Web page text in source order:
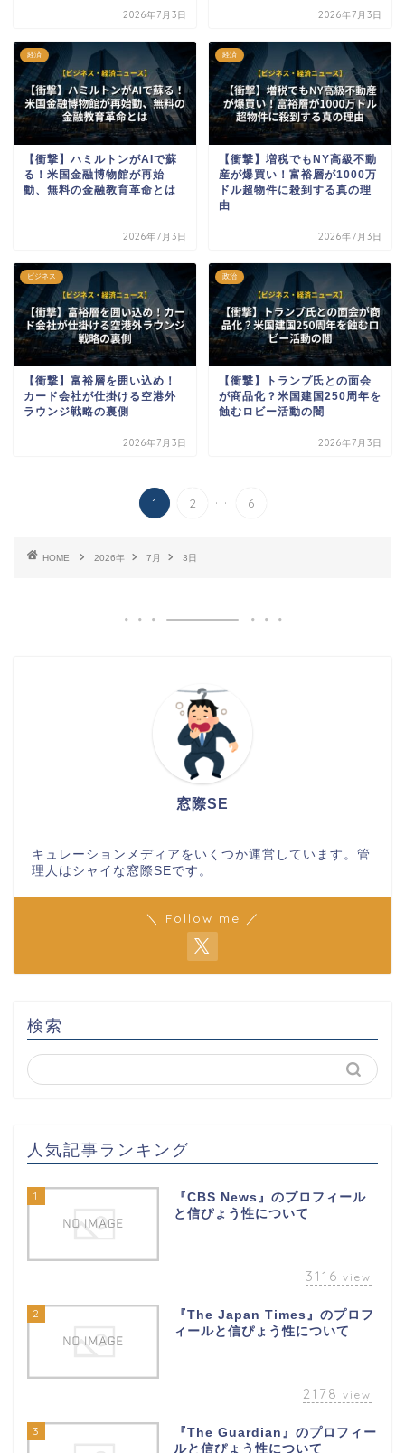
2026年7月3日 2026年7月3日
経済
【衝撃】ハミルトンがAIで蘇
る！米国金融博物館が再始
動、無料の金融教育革命とは
2026年7月3日
経済
【衝撃】増税でもNY高級不動
産が爆買い！富裕層が1000万
ドル超物件に殺到する真の理
由
2026年7月3日
ビジネス
【衝撃】富裕層を囲い込め！
カード会社が仕掛ける空港外
ラウンジ戦略の裏側
2026年7月3日
政治
【衝撃】トランプ氏との面会
が商品化？米国建国250周年を
蝕むロビー活動の闇
2026年7月3日
1 2 ... 6
HOME 2026年 7月 3日
窓際SE
キュレーションメディアをいくつか運営しています。管
理人はシャイな窓際SEです。
＼ Follow me ／
検索
人気記事ランキング
1
『CBS News』のプロフィール
と信ぴょう性について
3116 view
2
『The Japan Times』のプロフ
ィールと信ぴょう性について
2178 view
3
『The Guardian』のプロフィー
ルと信ぴょう性について